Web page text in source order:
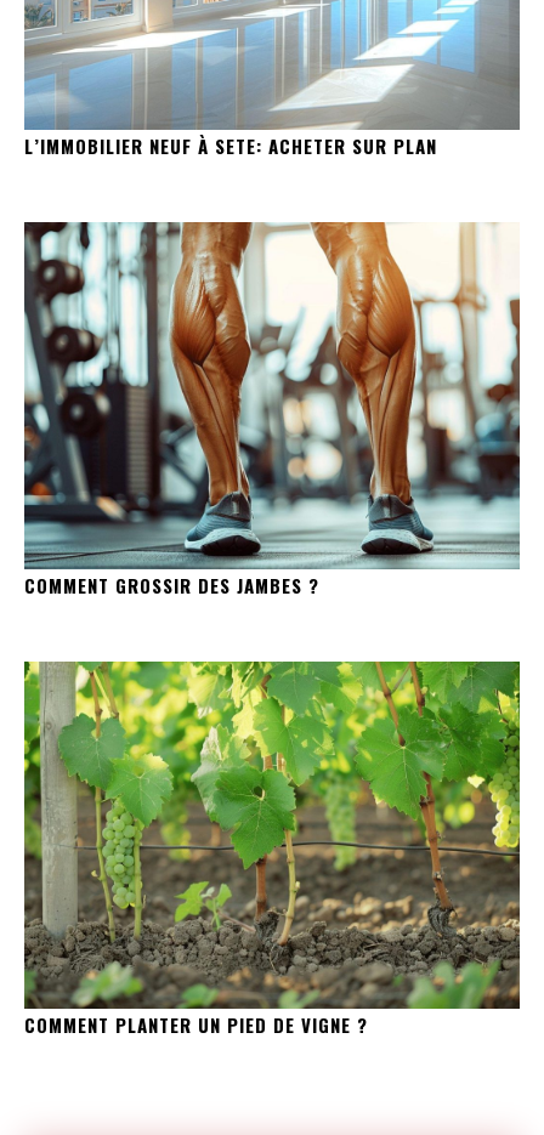
L’IMMOBILIER NEUF À SETE: ACHETER SUR PLAN
COMMENT GROSSIR DES JAMBES ?
COMMENT PLANTER UN PIED DE VIGNE ?